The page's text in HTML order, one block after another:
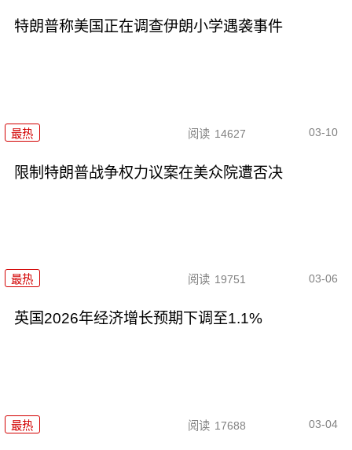
特朗普称美国正在调查伊朗小学遇袭事件
最热 阅读 14627 03-10
限制特朗普战争权力议案在美众院遭否决
最热 阅读 19751 03-06
英国2026年经济增长预期下调至1.1%
最热 阅读 17688 03-04